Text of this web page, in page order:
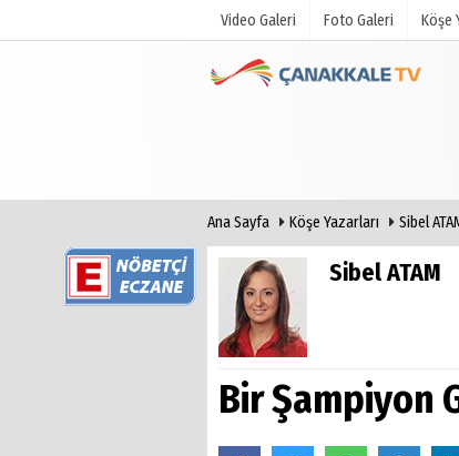
Video Galeri Foto Galeri Köşe
Gazete Arşivi
Ana Sayfa Köşe Yazarları Sibel
Sibel ATAM
Bir Şampiyon